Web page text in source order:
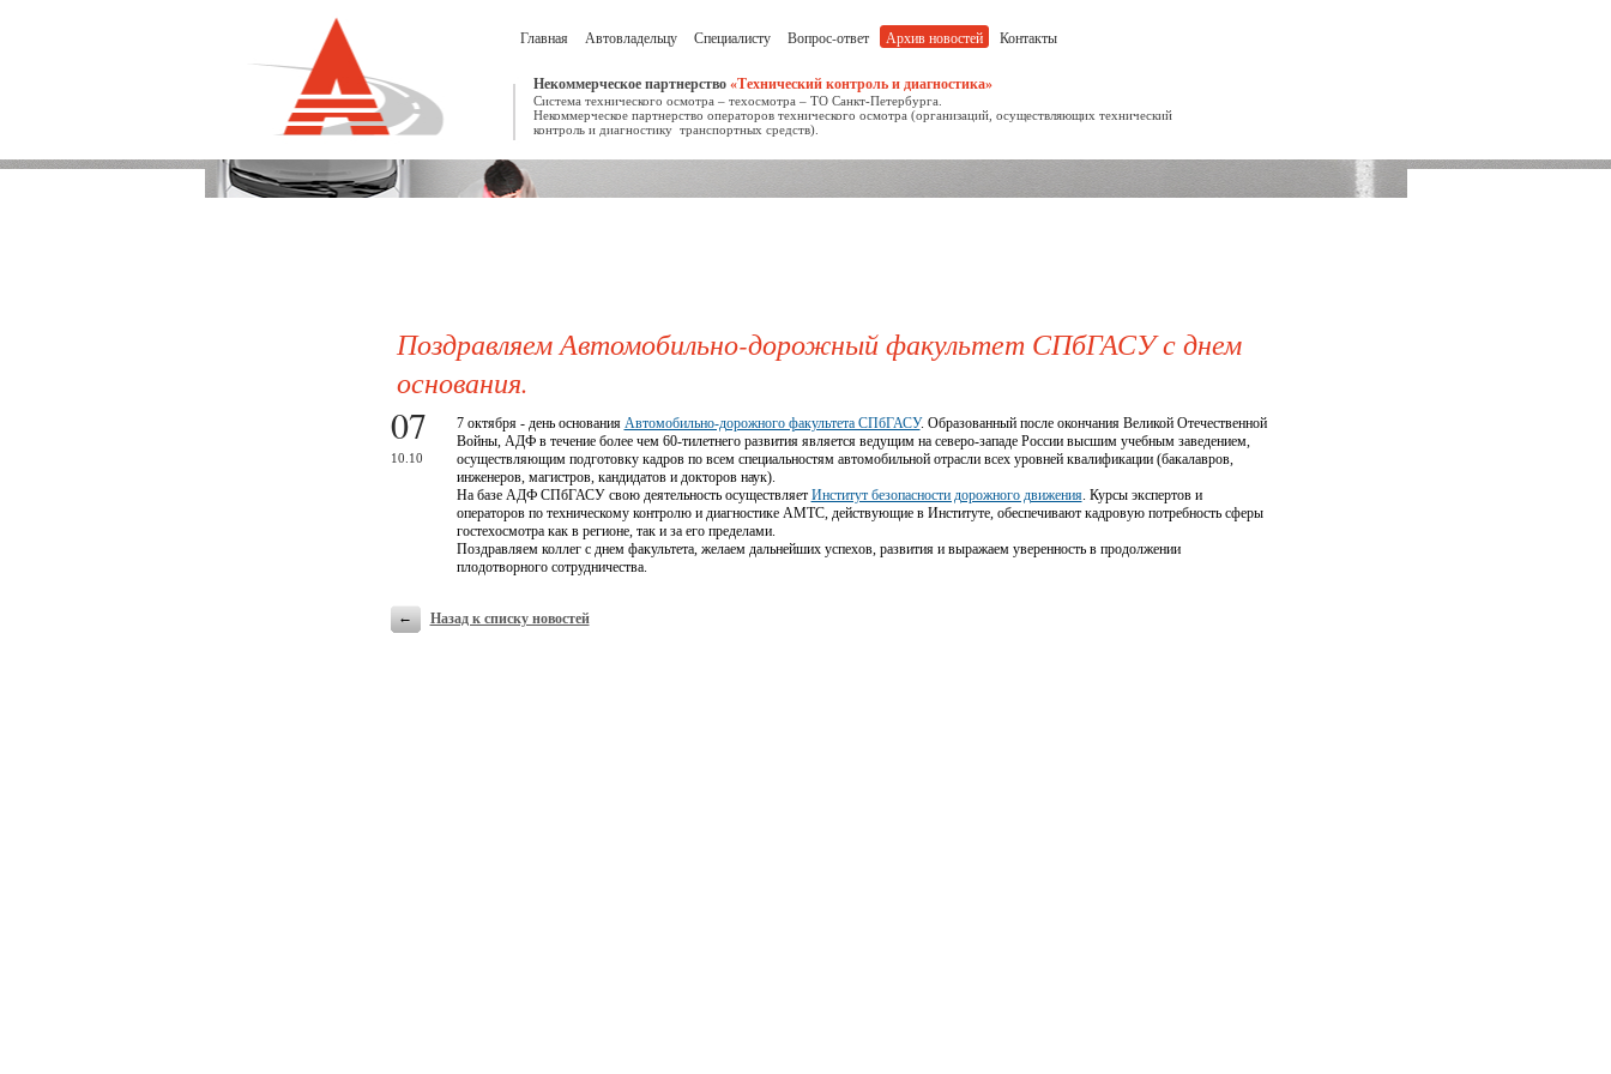
Главная Автовладельцу Специалисту Вопрос-ответ Архив новостей Контакты
Некоммерческое партнерство «Технический контроль и диагностика»
Система технического осмотра – техосмотра – ТО Санкт-Петербурга.
Некоммерческое партнерство операторов технического осмотра (организаций, осуществляющих технический
контроль и диагностику транспортных средств).
Поздравляем Автомобильно-дорожный факультет СПбГАСУ с днем
основания.
07
10.10
7 октября - день основания Автомобильно-дорожного факультета СПбГАСУ. Образованный после окончания Великой Отечественной
Войны, АДФ в течение более чем 60-тилетнего развития является ведущим на северо-западе России высшим учебным заведением,
осуществляющим подготовку кадров по всем специальностям автомобильной отрасли всех уровней квалификации (бакалавров,
инженеров, магистров, кандидатов и докторов наук).
На базе АДФ СПбГАСУ свою деятельность осуществляет Институт безопасности дорожного движения. Курсы экспертов и
операторов по техническому контролю и диагностике АМТС, действующие в Институте, обеспечивают кадровую потребность сферы
гостехосмотра как в регионе, так и за его пределами.
Поздравляем коллег с днем факультета, желаем дальнейших успехов, развития и выражаем уверенность в продолжении
плодотворного сотрудничества.
← Назад к списку новостей